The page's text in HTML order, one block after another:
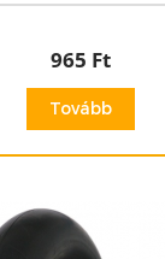
965 Ft
Tovább